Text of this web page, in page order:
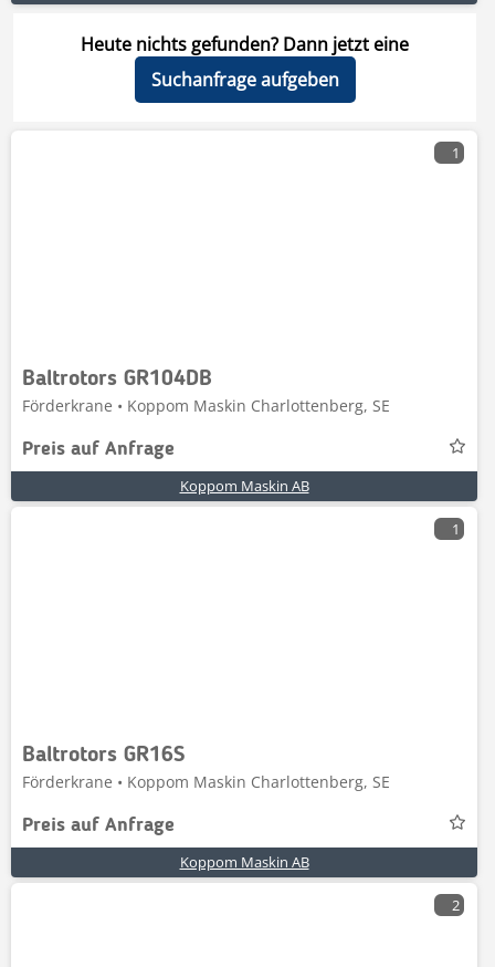
Heute nichts gefunden? Dann jetzt eine
Suchanfrage aufgeben
1
Baltrotors GR104DB
Förderkrane • Koppom Maskin Charlottenberg, SE
Preis auf Anfrage
Koppom Maskin AB
1
Baltrotors GR16S
Förderkrane • Koppom Maskin Charlottenberg, SE
Preis auf Anfrage
Koppom Maskin AB
2